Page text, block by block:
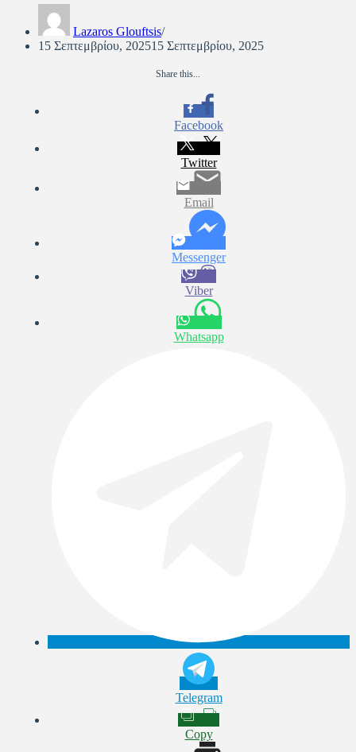
Lazaros Glouftsis
15 Σεπτεμβρίου, 202515 Σεπτεμβρίου, 2025
Share this...
Facebook
Twitter
Email
Messenger
Viber
Whatsapp
Telegram
Copy